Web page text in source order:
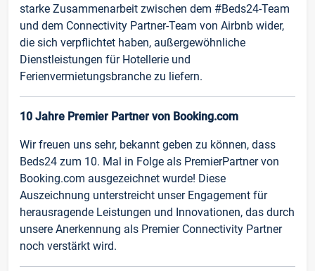
starke Zusammenarbeit zwischen dem #Beds24-Team
und dem Connectivity Partner-Team von Airbnb wider,
die sich verpflichtet haben, außergewöhnliche
Dienstleistungen für Hotellerie und
Ferienvermietungsbranche zu liefern.
10 Jahre Premier Partner von Booking.com
Wir freuen uns sehr, bekannt geben zu können, dass
Beds24 zum 10. Mal in Folge als PremierPartner von
Booking.com ausgezeichnet wurde! Diese
Auszeichnung unterstreicht unser Engagement für
herausragende Leistungen und Innovationen, das durch
unsere Anerkennung als Premier Connectivity Partner
noch verstärkt wird.